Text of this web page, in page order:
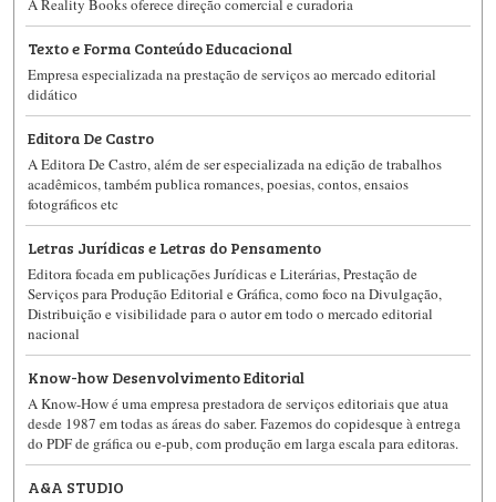
A Reality Books oferece direção comercial e curadoria
Texto e Forma Conteúdo Educacional
Empresa especializada na prestação de serviços ao mercado editorial
didático
Editora De Castro
A Editora De Castro, além de ser especializada na edição de trabalhos
acadêmicos, também publica romances, poesias, contos, ensaios
fotográficos etc
Letras Jurídicas e Letras do Pensamento
Editora focada em publicações Jurídicas e Literárias, Prestação de
Serviços para Produção Editorial e Gráfica, como foco na Divulgação,
Distribuição e visibilidade para o autor em todo o mercado editorial
nacional
Know-how Desenvolvimento Editorial
A Know-How é uma empresa prestadora de serviços editoriais que atua
desde 1987 em todas as áreas do saber. Fazemos do copidesque à entrega
do PDF de gráfica ou e-pub, com produção em larga escala para editoras.
A&A STUDIO